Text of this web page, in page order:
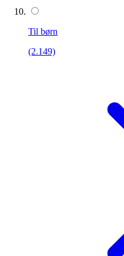
Til børn
(2.149)